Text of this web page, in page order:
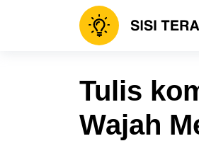
Tulis
Wajah